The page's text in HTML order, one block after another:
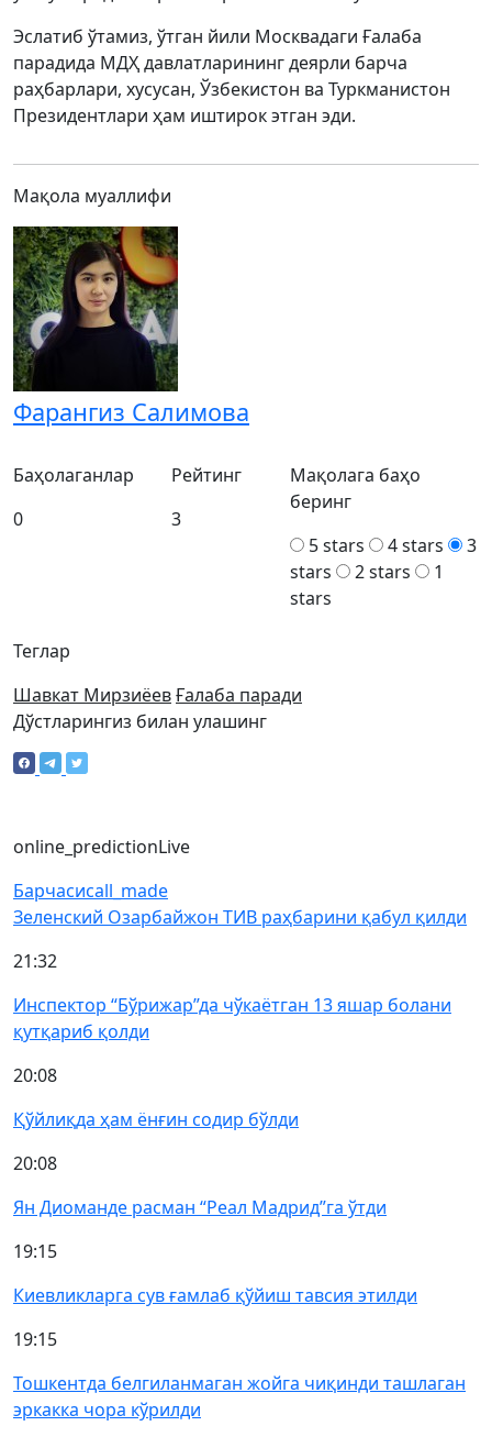
Эслатиб ўтамиз, ўтган йили Москвадаги Ғалаба
парадида МДҲ давлатларининг деярли барча
раҳбарлари, хусусан, Ўзбекистон ва Туркманистон
Президентлари ҳам иштирок этган эди.
Мақола муаллифи
Фарангиз Салимова
Теглар
Шавкат МирзиёевҒалаба паради
Баҳолаганлар
0
Рейтинг
3
Мақолага баҳо
беринг
5 stars
4 stars
3
stars
2 stars
1
stars
Дўстларингиз билан улашинг
online_predictionLive
Барчасиcall_made
Зеленский Озарбайжон ТИВ раҳбарини қабул қилди
21:32
Инспектор “Бўрижар”да чўкаётган 13 яшар болани
қутқариб қолди
20:08
Қўйлиқда ҳам ёнғин содир бўлди
20:08
Ян Диоманде расман “Реал Мадрид”га ўтди
19:15
Киевликларга сув ғамлаб қўйиш тавсия этилди
19:15
Тошкентда белгиланмаган жойга чиқинди ташлаган
эркакка чора кўрилди